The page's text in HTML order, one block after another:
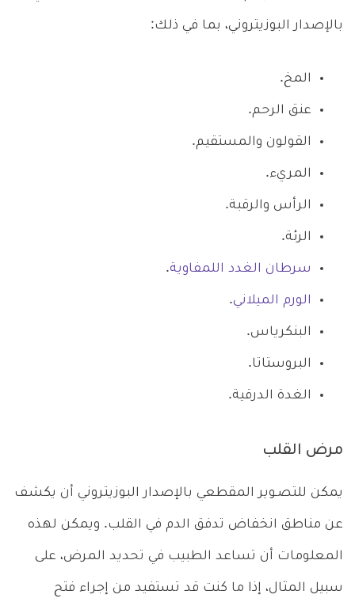
بالإصدار البوزيتروني، بما في ذلك:
المخ.
عنق الرحم.
القولون والمستقيم.
المريء.
الرأس والرقبة.
الرئة.
سرطان الغدد اللمفاوية.
الورم الميلاني.
البنكرياس.
البروستاتا.
الغدة الدرقية.
مرض القلب
يمكن للتصـوير المقطعي بالإصدار البوزيتروني أن يكشف
عن مناطق انخفاض تدفق الدم في القلب. ويمكن لهذه
المعلومات أن تساعد الطبيب في تحديد المرض، على
سبيل المثال، إذا ما كنت قد تستفيد من إجراء فتح